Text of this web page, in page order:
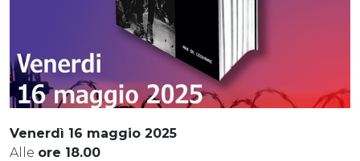
Venerdì 16 maggio 2025
Alle ore 18.00